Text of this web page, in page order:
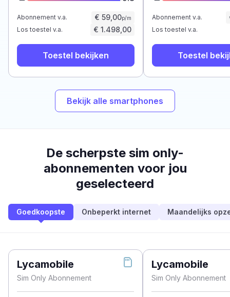
Abonnement v.a. € 59,00p/m
Los toestel v.a. € 1.498,00
Toestel bekijken
Abonnement v.a.
Los toestel v.a.
Toestel
Bekijk alle smartphones
De scherpste sim only-
abonnementen voor jou
geselecteerd
Goedkoopste Onbeperkt internet Maandelijks
Lycamobile
Sim Only Abonnement
Lycamobile
Sim Only Abonnement